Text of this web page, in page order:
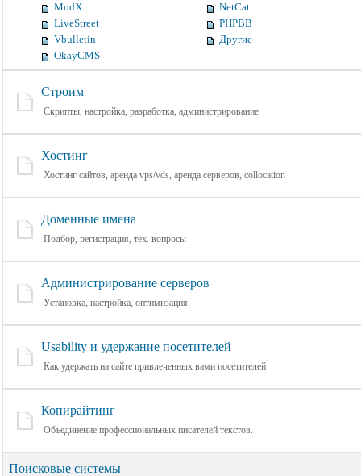
ModX
NetCat
LiveStreet
PHPBB
Vbulletin
Другие
OkayCMS
Строим
Скрипты, настройка, разработка, администрирование
Хостинг
Хостинг сайтов, аренда vps/vds, аренда серверов, collocation
Доменные имена
Подбор, регистрация, тех. вопросы
Администрирование серверов
Установка, настройка, оптимизация.
Usability и удержание посетителей
Как удержать на сайте привлеченных вами посетителей
Копирайтинг
Объединение профессиональных писателей текстов.
Поисковые системы